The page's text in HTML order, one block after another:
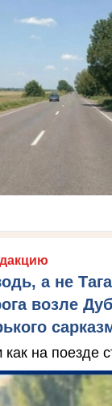
а не
возле
на поезде